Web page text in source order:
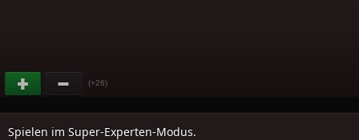
(+26)
Spielen im Super-Experten-Modus.